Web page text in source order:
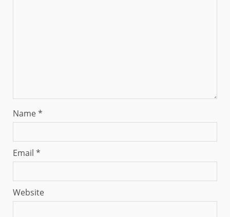
Name*
Email *
Website